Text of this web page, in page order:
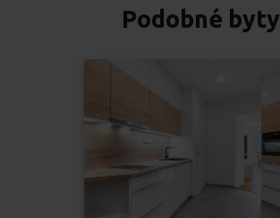
Podobné byty